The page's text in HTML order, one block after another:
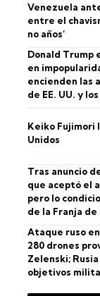
Venezuela
entre el
no años’
Donald Trump
en
encienden las
de EE. UU. y
Keiko Fujimori
Unidos
Tras anuncio
que aceptó el
pero lo
de la Franja de
Ataque ruso
280 drones
Zelenski;
objetivos